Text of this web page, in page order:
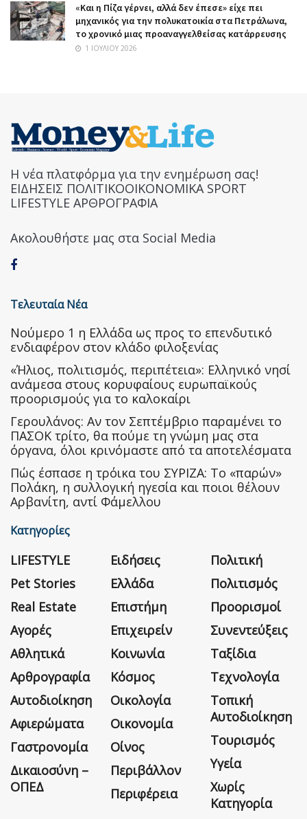
«Και η Πίζα γέρνει, αλλά δεν έπεσε» είχε πει
μηχανικός για την πολυκατοικία στα Πετράλωνα,
το χρονικό μιας προαναγγελθείσας κατάρρευσης
1 ΙΟΥΛΊΟΥ 2026
Η νέα πλατφόρμα για την ενημέρωση σας!
ΕΙΔΗΣΕΙΣ ΠΟΛΙΤΙΚΟΟΙΚΟΝΟΜΙΚΑ SPORT
LIFESTYLE ΑΡΘΡΟΓΡΑΦΙΑ
Ακολουθήστε μας στα Social Media
Τελευταία Νέα
Nούμερο 1 η Ελλάδα ως προς το επενδυτικό
ενδιαφέρον στον κλάδο φιλοξενίας
«Ήλιος, πολιτισμός, περιπέτεια»: Ελληνικό νησί
ανάμεσα στους κορυφαίους ευρωπαϊκούς
προορισμούς για το καλοκαίρι
Γερουλάνος: Αν τον Σεπτέμβριο παραμένει το
ΠΑΣΟΚ τρίτο, θα πούμε τη γνώμη μας στα
όργανα, όλοι κρινόμαστε από τα αποτελέσματα
Πώς έσπασε η τρόικα του ΣΥΡΙΖΑ: Το «παρών»
Πολάκη, η συλλογική ηγεσία και ποιοι θέλουν
Αρβανίτη, αντί Φάμελλου
Κατηγορίες
LIFESTYLE
Pet Stories
Real Estate
Αγορές
Αθλητικά
Αρθρογραφία
Αυτοδιοίκηση
Αφιερώματα
Γαστρονομία
Δικαιοσύνη –
ΟΠΕΔ
Ειδήσεις
Ελλάδα
Επιστήμη
Επιχειρείν
Κοινωνία
Κόσμος
Οικολογία
Οικονομία
Οίνος
Περιβάλλον
Περιφέρεια
Πολιτική
Πολιτισμός
Προορισμοί
Συνεντεύξεις
Ταξίδια
Τεχνολογία
Τοπική
Αυτοδιοίκηση
Τουρισμός
Υγεία
Χωρίς
Κατηγορία